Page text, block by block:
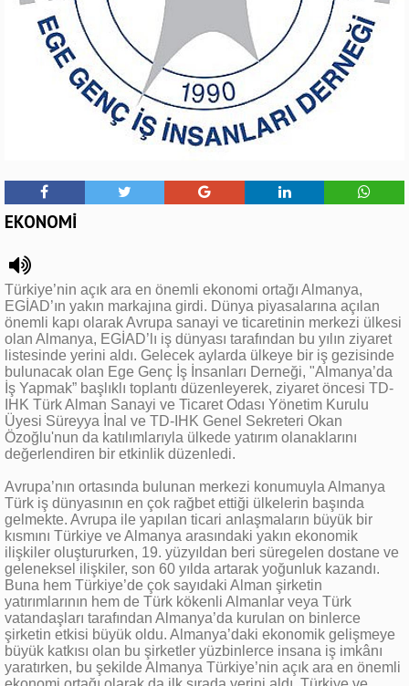
EKONOMİ
Türkiye’nin açık ara en önemli ekonomi ortağı Almanya,
EGİAD’ın yakın markajına girdi. Dünya piyasalarına açılan
önemli kapı olarak Avrupa sanayi ve ticaretinin merkezi ülkesi
olan Almanya, EGİAD’lı iş dünyası tarafından bu yılın ziyaret
listesinde yerini aldı. Gelecek aylarda ülkeye bir iş gezisinde
bulunacak olan Ege Genç İş İnsanları Derneği, "Almanya’da
İş Yapmak” başlıklı toplantı düzenleyerek, ziyaret öncesi TD-
IHK Türk Alman Sanayi ve Ticaret Odası Yönetim Kurulu
Üyesi Süreyya İnal ve TD-IHK Genel Sekreteri Okan
Özoğlu'nun da katılımlarıyla ülkede yatırım olanaklarını
değerlendiren bir etkinlik düzenledi.
Avrupa’nın ortasında bulunan merkezi konumuyla Almanya
Türk iş dünyasının en çok rağbet ettiği ülkelerin başında
gelmekte. Avrupa ile yapılan ticari anlaşmaların büyük bir
kısmını Türkiye ve Almanya arasındaki yakın ekonomik
ilişkiler oluştururken, 19. yüzyıldan beri süregelen dostane ve
geleneksel ilişkiler, son 60 yılda artarak yoğunluk kazandı.
Buna hem Türkiye’de çok sayıdaki Alman şirketin
yatırımlarının hem de Türk kökenli Almanlar veya Türk
vatandaşları tarafından Almanya’da kurulan on binlerce
şirketin etkisi büyük oldu. Almanya’daki ekonomik gelişmeye
büyük katkısı olan bu şirketler yüzbinlerce insana iş imkânı
yaratırken, bu şekilde Almanya Türkiye’nin açık ara en önemli